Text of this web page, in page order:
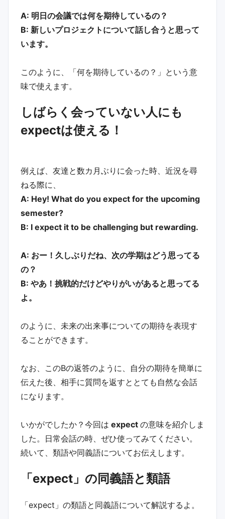
A: 明日の会議では何を期待しているの？
B: 新しいプロジェクトについて話し合うと思って
います。
このように、「何を期待しているの？」という意
味で使えます。
しばらく会っていない人にも
expectは使える！
例えば、友達と数カ月ぶりに会った時、近況を尋
ねる際に、
A: Hey! What do you expect for the upcoming
semester?
B: I expect it to be challenging but rewarding.
A: おー！久しぶりだね、次の学期はどう思ってる
の？
B: やあ！挑戦的だけどやりがいがあると思ってる
よ。
のように、未来の出来事についての期待を表現す
ることができます。
なお、このBの返答のように、自分の期待を簡単に
伝えた後、相手に質問を返すととても自然な会話
になります。
いかがでしたか？今回は expect の意味を紹介しま
した。日常会話の時、ぜひ使ってみてください。
続いて、類語や同義語についてお伝えします。
「expect」の同義語と類語
「expect」の類語と同義語について解説するよ。